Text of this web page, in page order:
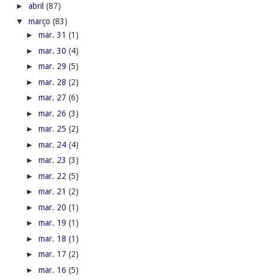
► abril (87)
▼ março (83)
► mar. 31 (1)
► mar. 30 (4)
► mar. 29 (5)
► mar. 28 (2)
► mar. 27 (6)
► mar. 26 (3)
► mar. 25 (2)
► mar. 24 (4)
► mar. 23 (3)
► mar. 22 (5)
► mar. 21 (2)
► mar. 20 (1)
► mar. 19 (1)
► mar. 18 (1)
► mar. 17 (2)
► mar. 16 (5)